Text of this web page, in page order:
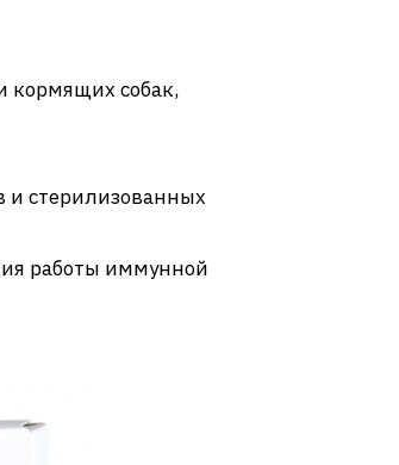
кормящих собак,
и стерилизованных
работы иммунной